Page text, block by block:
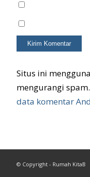
Situs ini
mengurangi spam.
data komentar
© Copyright - Rumah KitaB